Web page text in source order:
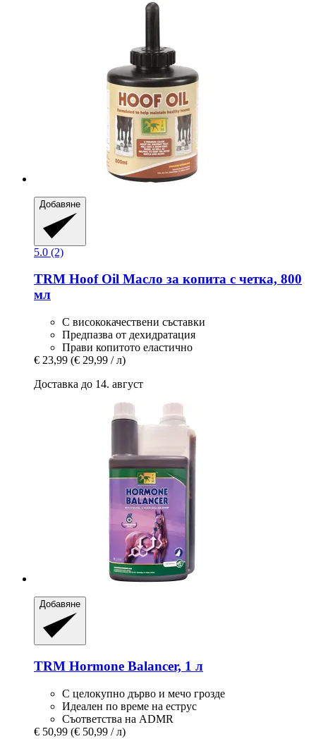
Добавяне
5.0 (2)
TRM Hoof Oil Масло за копита с четка, 800
мл
С висококачествени съставки
Предпазва от дехидратация
Прави копитото еластично
€ 23,99 (€ 29,99 / л)
Доставка до 14. август
Добавяне
TRM Hormone Balancer, 1 л
С целокупно дърво и мечо грозде
Идеален по време на еструс
Съответства на ADMR
€ 50,99 (€ 50,99 / л)